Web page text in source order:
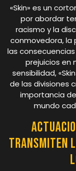
«Skin» es un
por abordar
racismo y la
conmovedora, la
las
prejuicios en
sensibilidad,
de las divisiones
importancia
mundo
transmiten